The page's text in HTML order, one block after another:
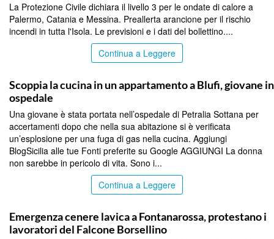
La Protezione Civile dichiara il livello 3 per le ondate di calore a
Palermo, Catania e Messina. Preallerta arancione per il rischio
incendi in tutta l'Isola. Le previsioni e i dati del bollettino....
Continua a Leggere
Scoppia la cucina in un appartamento a Blufi, giovane in
ospedale
Una giovane è stata portata nell’ospedale di Petralia Sottana per
accertamenti dopo che nella sua abitazione si è verificata
un’esplosione per una fuga di gas nella cucina. Aggiungi
BlogSicilia alle tue Fonti preferite su Google AGGIUNGI La donna
non sarebbe in pericolo di vita. Sono i...
Continua a Leggere
Emergenza cenere lavica a Fontanarossa, protestano i
lavoratori del Falcone Borsellino